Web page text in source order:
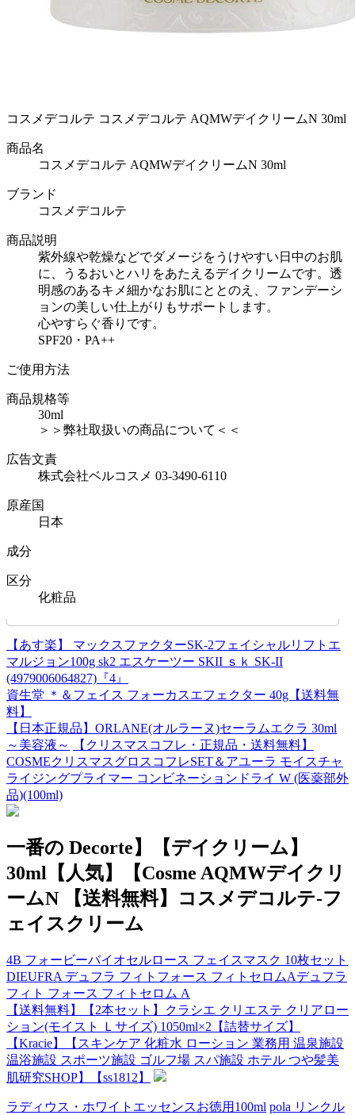
コスメデコルテ コスメデコルテ AQMWデイクリームN 30ml
商品名
コスメデコルテ AQMWデイクリームN 30ml
ブランド
コスメデコルテ
商品説明
紫外線や乾燥などでダメージをうけやすい日中のお肌
に、うるおいとハリをあたえるデイクリームです。透
明感のあるキメ細かなお肌にととのえ、ファンデーシ
ョンの美しい仕上がりもサポートします。
心やすらぐ香りです。
SPF20・PA++
ご使用方法
商品規格等
30ml
＞＞弊社取扱いの商品について＜＜
広告文責
株式会社ベルコスメ 03-3490-6110
原産国
日本
成分
区分
化粧品
【あす楽】 マックスファクターSK-2フェイシャルリフトエ
マルジョン100g sk2 エスケーツー SKII ｓｋ SK-II
(4979006064827)『4』
資生堂 ＊＆フェイス フォーカスエフェクター 40g【送料無
料】
【日本正規品】ORLANE(オルラーヌ)セーラムエクラ 30ml
～美容液～
【クリスマスコフレ・正規品・送料無料】
COSMEクリスマスグロスコフレSET＆アユーラ モイスチャ
ライジングプライマー コンビネーションドライ W (医薬部外
品)(100ml)
一番の Decorte】【デイクリーム】
30ml【人気】【Cosme AQMWデイクリ
ームN 【送料無料】コスメデコルテ-フ
ェイスクリーム
4B フォービーバイオセルロース フェイスマスク 10枚セット
DIEUFRA デュフラ フィトフォース フィトセロムAデュフラ
フィト フォース フィトセロム A
【送料無料】【2本セット】クラシエ クリエステ クリアロー
ション(モイスト Ｌサイズ) 1050ml×2【詰替サイズ】
【Kracie】【スキンケア 化粧水 ローション 業務用 温泉施設
温浴施設 スポーツ施設 ゴルフ場 スパ施設 ホテル つや髪美
肌研究SHOP】【ss1812】
ラディウス・ホワイトエッセンスお徳用100ml pola リンクル